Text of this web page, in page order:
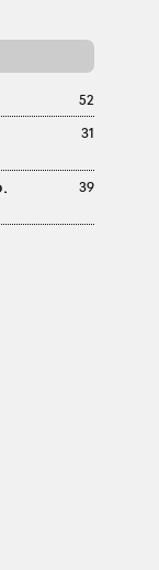
52
31
39